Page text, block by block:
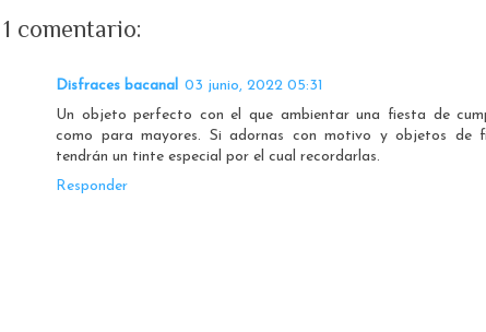
1 comentario:
Disfraces bacanal 03 junio, 2022 05:31
Un objeto perfecto con el que ambientar una fiesta de
como para mayores. Si adornas con motivo y objetos de
tendrán un tinte especial por el cual recordarlas.
Responder